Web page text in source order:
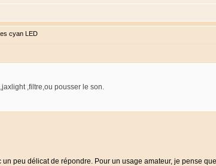
cyan LED
,filtre,ou pousser le son.
peu délicat de répondre. Pour un usage amateur, je pense